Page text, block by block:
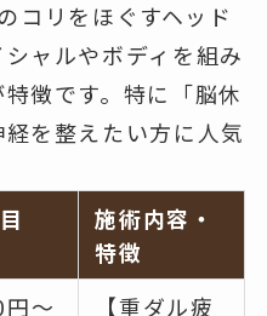
コリをほぐすヘッド
ャルやボディを組み
徴です。特に「脳休
を整えたい方に人気
施術内容・
特徴
〜 【重ダル疲